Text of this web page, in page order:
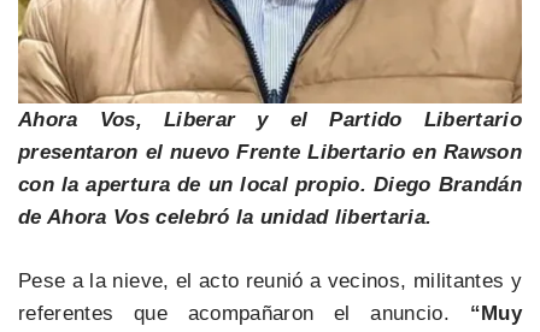
Ahora Vos, Liberar y el Partido Libertario
presentaron el nuevo Frente Libertario en Rawson
con la apertura de un local propio. Diego Brandán
de Ahora Vos celebró la unidad libertaria.
Pese a la nieve, el acto reunió a vecinos, militantes y
referentes que acompañaron el anuncio. “Muy